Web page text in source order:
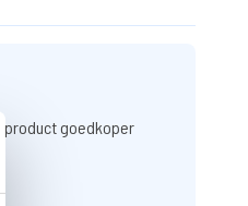
product goedkoper